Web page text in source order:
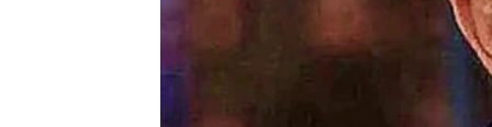
Finansijska situacija postaje mnogo bolja,
ste konačno pronašli mir.
Ljubav i novac dolaze zajedno